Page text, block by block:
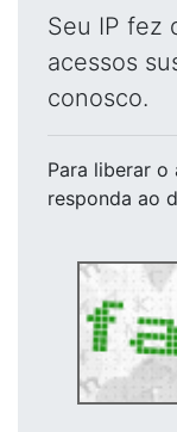
Seu IP fez
acessos
conosco.
Para liberar o
responda ao